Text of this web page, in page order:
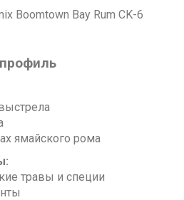
Boomtown Bay Rum CK-6
ямайского рома
травы и специи